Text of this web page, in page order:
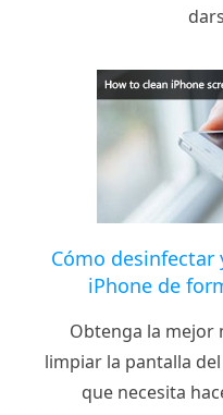
Cómo
iPhone de
Obtenga la mejor
limpiar la pantalla
que necesita